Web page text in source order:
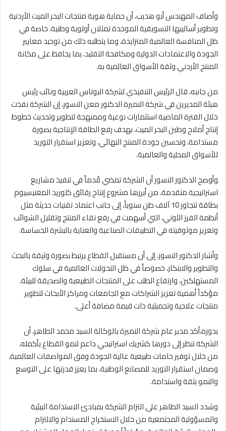
وأضاف المهندس أبو هديب، أن حماية هوية منتجات البحر الميت الأردنية
وتطوير أساليبها التسويقية الموحدة تمثلان أولوية وطنية، خاصة في
ظل المنافسة العالمية المتزايدة، وما يتطلبه ذلك من توحيد معايير
الجودة والاعتمادات الدولية ومكافحة التقليد، بما يحافظ على مكانة
المنتج الأردني وثقة الأسواق العالمية به.
من جانبه، قال الرئيس التنفيذي لشركة البوتاس العربية ونائب رئيس
هيئة المديرين في شركة النميرة الدكتور معن النسور، إن الشركة نفذت
خلال الفترة الماضية استثمارات نوعية وممنهجة لتطوير وتحديث خطوط
إنتاج أملاح وطين البحر الميت، بهدف رفع الطاقة الإنتاجية بصورة
مستدامة، وتحسين جودة المنتج النهائي، وتعزيز استقرار التوريد
للأسواق المحلية والعالمية.
وأوضح الدكتور النسور أن الشركة تمضي قُدماً في تنفيذ مشاريع
استراتيجية متقدمة، من أبرزها مشروع إنتاج رقائق كلوريد المغنيسيوم
بطاقة تتجاوز 10 آلاف طن سنوياً، إلى جانب اعتماد تقنيات حديثة مثل
أنظمة الفرز اللوني، التي أسهمت في رفع نقاء المنتج وتقليل الشوائب
وتعزيز موثوقيته في التطبيقات الصناعية والعناية بالبشرة الحساسة.
وأشار الدكتور النسور، إلى أن مستقبل القطاع يرتبط بصورة وثيقة بالبحث
والتطوير والابتكار، خصوصاً في ظل التحولات العالمية في سلوك
المستهلكين، وارتفاع الطلب على المنتجات الطبيعية والصديقة للبيئة،
مؤكداً أهمية تعزيز الشراكات مع الجامعات ومراكز الأبحاث لتطوير
منتجات علاجية وتجميلية ذات قيمة مضافة أعلى.
بدوره،أكد مدير عام شركة النميرة بالوكالة السيد محمد الطاهر، أن
الشركة تنظر إلى دورها كشريك استراتيجي داعم لنمو القطاع بأكمله،
من خلال توفير خامات طبيعية عالية الجودة وفق المواصفات العالمية،
وضمان استقرار التوريد للمصانع الوطنية، بما يعزز قدرتها على التوسع
والنمو بثقة واستدامة.
وشدد السيد الطاهر على التزام الشركة بمبادئ الاستدامة البيئية
والمسؤولية المجتمعية من خلال الاستخراج المستدام والالتزام